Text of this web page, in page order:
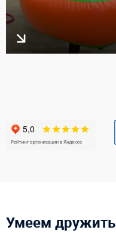
Умеем дружить